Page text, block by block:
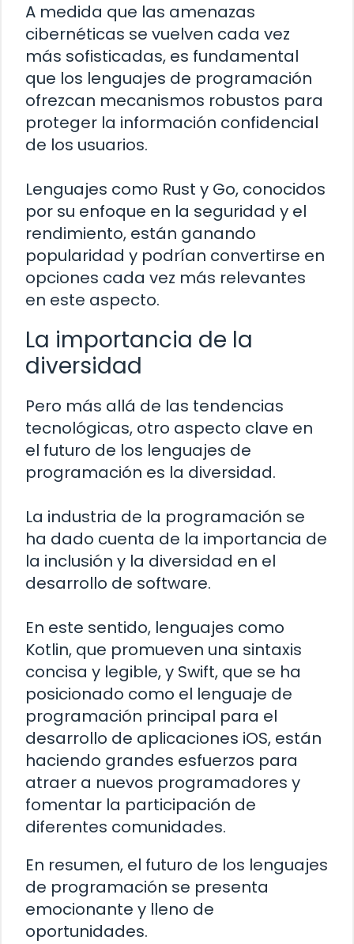
A medida que las amenazas
cibernéticas se vuelven cada vez
más sofisticadas, es fundamental
que los lenguajes de programación
ofrezcan mecanismos robustos para
proteger la información confidencial
de los usuarios.
Lenguajes como Rust y Go, conocidos
por su enfoque en la seguridad y el
rendimiento, están ganando
popularidad y podrían convertirse en
opciones cada vez más relevantes
en este aspecto.
La importancia de la
diversidad
Pero más allá de las tendencias
tecnológicas, otro aspecto clave en
el futuro de los lenguajes de
programación es la diversidad.
La industria de la programación se
ha dado cuenta de la importancia de
la inclusión y la diversidad en el
desarrollo de software.
En este sentido, lenguajes como
Kotlin, que promueven una sintaxis
concisa y legible, y Swift, que se ha
posicionado como el lenguaje de
programación principal para el
desarrollo de aplicaciones iOS, están
haciendo grandes esfuerzos para
atraer a nuevos programadores y
fomentar la participación de
diferentes comunidades.
En resumen, el futuro de los lenguajes
de programación se presenta
emocionante y lleno de
oportunidades.